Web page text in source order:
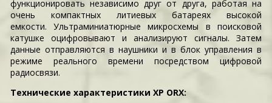
функционировать независимо друг от друга, работая на
очень компактных литиевых батареях высокой
емкости. Ультраминиатюрные микросхемы в поисковой
катушке оцифровывают и анализируют сигналы. Затем
данные отправляются в наушники и в блок управления в
режиме реального времени посредством цифровой
радиосвязи.
Технические характеристики XP ORX: